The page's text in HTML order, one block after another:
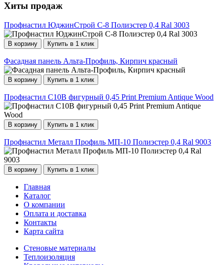
Хиты продаж
Профнастил ЮджинСтрой С-8 Полиэстер 0,4 Ral 3003
В корзину Купить в 1 клик
Фасадная панель Альта-Профиль, Кирпич красный
В корзину Купить в 1 клик
Профнастил С10B фигурный 0,45 Print Premium Antique Wood
В корзину Купить в 1 клик
Профнастил Металл Профиль МП-10 Полиэстер 0,4 Ral 9003
В корзину Купить в 1 клик
Главная
Каталог
О компании
Оплата и доставка
Контакты
Карта сайта
Стеновые материалы
Теплоизоляция